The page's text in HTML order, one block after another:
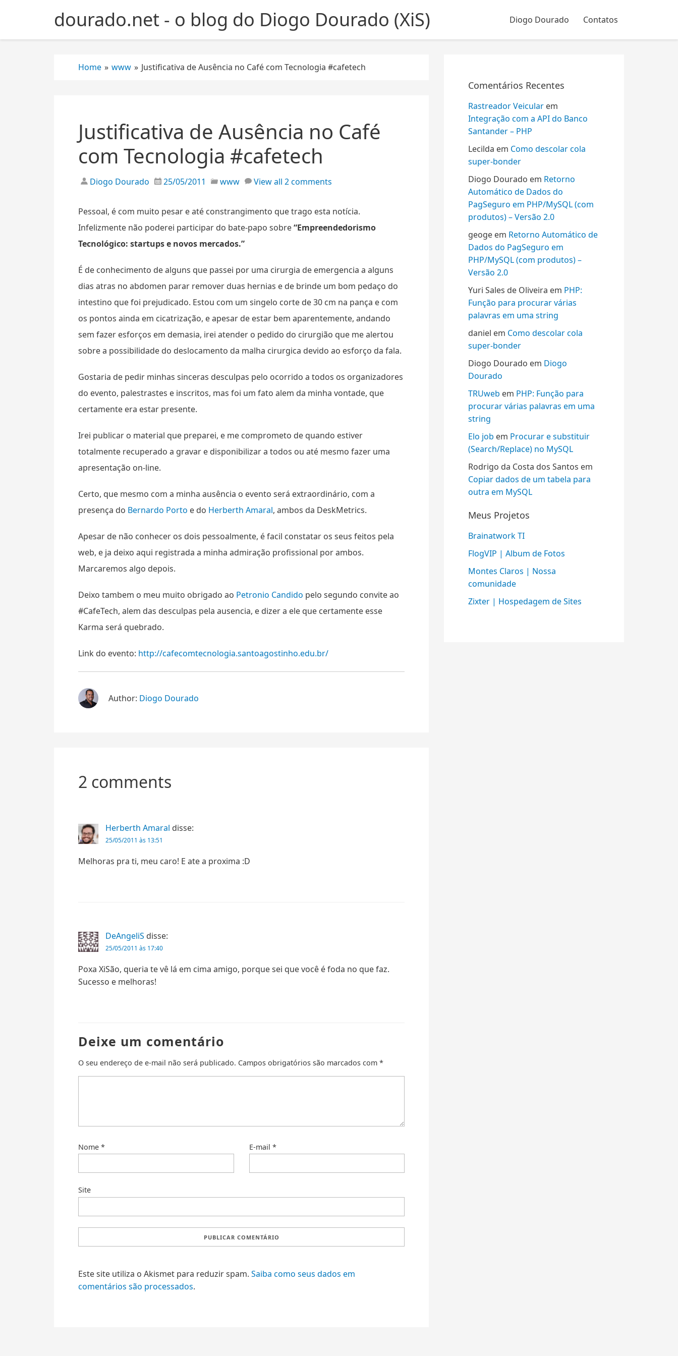
dourado.net - o blog do Diogo Dourado (XiS) Diogo Dourado Contatos
Home » www » Justificativa de Ausência no Café com Tecnologia #cafetech
Justificativa de Ausência no Café
com Tecnologia #cafetech
Diogo Dourado 25/05/2011 www View all 2 comments
Pessoal, é com muito pesar e até constrangimento que trago esta notícia.
Infelizmente não poderei participar do bate-papo sobre“Empreendedorismo
Tecnológico: startups e novos mercados.”
É de conhecimento de alguns que passei por uma cirurgia de emergencia a alguns
dias atras no abdomen parar remover duas hernias e de brinde um bom pedaço do
intestino que foi prejudicado. Estou com um singelo corte de 30 cm na pança e com
os pontos ainda em cicatrização, e apesar de estar bem aparentemente, andando
sem fazer esforços em demasia, irei atender o pedido do cirurgião que me alertou
sobre a possibilidade do deslocamento da malha cirurgica devido ao esforço da fala.
Gostaria de pedir minhas sinceras desculpas pelo ocorrido a todos os organizadores
do evento, palestrastes e inscritos, mas foi um fato alem da minha vontade, que
certamente era estar presente.
Irei publicar o material que preparei, e me comprometo de quando estiver
totalmente recuperado a gravar e disponibilizar a todos ou até mesmo fazer uma
apresentação on-line.
Certo, que mesmo com a minha ausência o evento será extraordinário, com a
presença do Bernardo Porto e do Herberth Amaral, ambos da DeskMetrics.
Apesar de não conhecer os dois pessoalmente, é facil constatar os seus feitos pela
web, e ja deixo aqui registrada a minha admiração profissional por ambos.
Marcaremos algo depois.
Deixo tambem o meu muito obrigado ao Petronio Candido pelo segundo convite ao
#CafeTech, alem das desculpas pela ausencia, e dizer a ele que certamente esse
Karma será quebrado.
Link do evento: http://cafecomtecnologia.santoagostinho.edu.br/
Author: Diogo Dourado
2 comments
Herberth Amaral disse:
25/05/2011 às 13:51
Melhoras pra ti, meu caro! E ate a proxima :D
DeAngeliS disse:
25/05/2011 às 17:40
Poxa XiSão, queria te vê lá em cima amigo, porque sei que você é foda no que faz.
Sucesso e melhoras!
Deixe um comentário
O seu endereço de e-mail não será publicado. Campos obrigatórios são marcados com *
Nome * E-mail *
Site
Este site utiliza o Akismet para reduzir spam. Saiba como seus dados em
comentários são processados.
Comentários Recentes
Rastreador Veicular em
Integração com a API do Banco
Santander – PHP
Lecilda em Como descolar cola
super-bonder
Diogo Dourado em Retorno
Automático de Dados do
PagSeguro em PHP/MySQL (com
produtos) – Versão 2.0
geoge em Retorno Automático de
Dados do PagSeguro em
PHP/MySQL (com produtos) –
Versão 2.0
Yuri Sales de Oliveira em PHP:
Função para procurar várias
palavras em uma string
daniel em Como descolar cola
super-bonder
Diogo Dourado em Diogo
Dourado
TRUweb em PHP: Função para
procurar várias palavras em uma
string
Elo job em Procurar e substituir
(Search/Replace) no MySQL
Rodrigo da Costa dos Santos em
Copiar dados de um tabela para
outra em MySQL
Meus Projetos
Brainatwork TI
FlogVIP | Album de Fotos
Montes Claros | Nossa
comunidade
Zixter | Hospedagem de Sites